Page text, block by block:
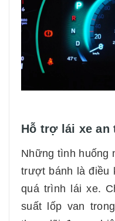
Hỗ trợ lái xe an
Những tình huống
trượt bánh là điều
quá trình lái xe.
suất lốp van